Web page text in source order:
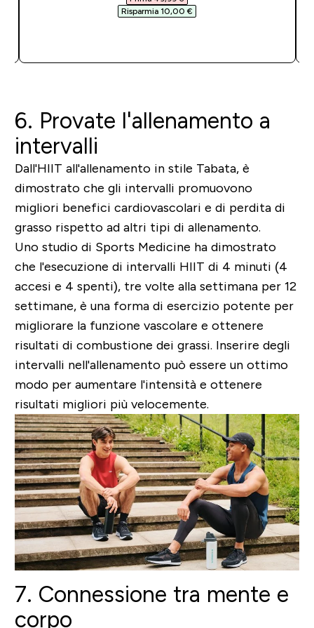
Risparmia 10,00 €‎
6. Provate l'allenamento a
intervalli
Dall'HIIT all'allenamento in stile Tabata, è
dimostrato che gli intervalli promuovono
migliori benefici cardiovascolari e di perdita di
grasso rispetto ad altri tipi di allenamento.
Uno studio di Sports Medicine ha dimostrato
che l'esecuzione di intervalli HIIT di 4 minuti (4
accesi e 4 spenti), tre volte alla settimana per 12
settimane, è una forma di esercizio potente per
migliorare la funzione vascolare e ottenere
risultati di combustione dei grassi. Inserire degli
intervalli nell'allenamento può essere un ottimo
modo per aumentare l'intensità e ottenere
risultati migliori più velocemente.
7. Connessione tra mente e
corpo